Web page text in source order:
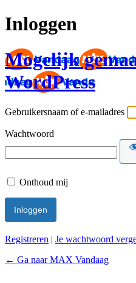
Inloggen
Mogelijk
WordPress
Gebruikersnaam of e-mailadres
Wachtwoord
Onthoud mij
Registreren | Je wachtwoord
← Ga naar MAX Vandaag